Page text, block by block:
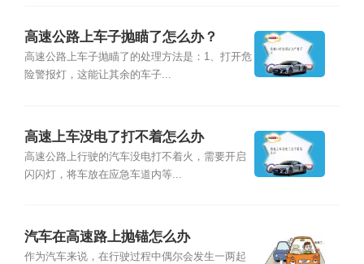
高速公路上车子抛瞄了怎么办？
高速公路上车子抛瞄了的处理方法是：1、打开危
险警报灯，这能让其余的车子...
高速上车没电了打不着怎么办
高速公路上行驶的汽车没电打不着火，需要开启
闪闪灯，将车放在应急车道内等...
汽车在高速路上抛锚怎么办
作为汽车来说，在行驶过程中偶尔会发生一两起